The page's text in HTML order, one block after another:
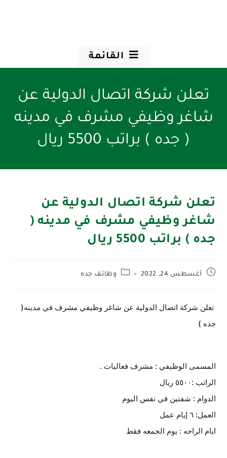
القائمة
تعلن شركة اتصال الدولية عن
شاغر وظيفي مشرف في مدينه
( جده ) براتب 5500 ريال
تعلن شركة اتصال الدولية عن
شاغر وظيفي مشرف في مدينه (
جده ) براتب 5500 ريال
أغسطس 24, 2022 وظائف جده
تعلن شركة اتصال الدولية عن شاغر وظيفي مشرف في مدينه(
جده )
المسمى الوظيفي : مشرف فعاليات .
الراتب :٥٥٠٠ ريال
الدوام : شفتين في نفس اليوم
العمل: ٦ إيام عمل
ايام الراحه : يوم الجمعه فقط